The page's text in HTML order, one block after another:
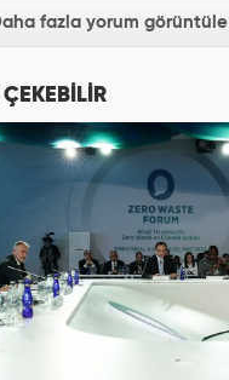
fazla yorum görüntüle
ÇEKEBİLİR